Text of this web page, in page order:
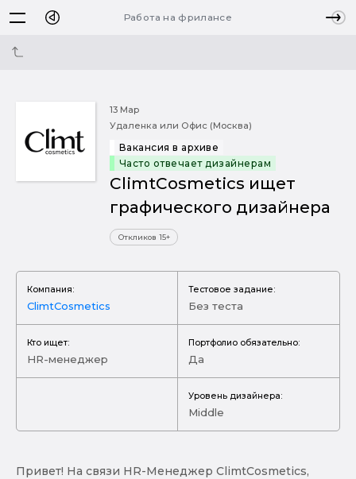
Работа на фрилансе
13 Мар
Удаленка или Офис (Москва)
Вакансия в архиве
Часто отвечает дизайнерам
ClimtCosmetics ищет
графического дизайнера
Откликов 15+
Компания:
ClimtCosmetics
Тестовое задание:
Без теста
Кто ищет:
HR-менеджер
Портфолио обязательно:
Да
Уровень дизайнера:
Middle
Привет! На связи HR-Менеджер ClimtCosmetics,